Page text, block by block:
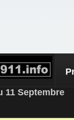
11 Septembre